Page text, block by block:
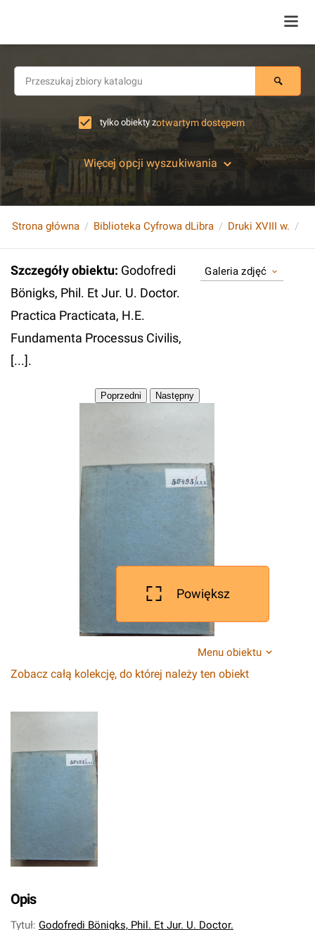
tylko obiekty zotwartym dostępem
Więcej opcji wyszukiwania
Strona główna Biblioteka Cyfrowa dLibra Druki XVIII w.
Szczegóły obiektu: Godofredi
Bönigks, Phil. Et Jur. U. Doctor.
Practica Practicata, H.E.
Fundamenta Processus Civilis,
[...].
Galeria zdjęć
Powiększ
Menu obiektu
Zobacz całą kolekcję, do której należy ten obiekt
Opis
Tytuł: Godofredi Bönigks, Phil. Et Jur. U. Doctor.